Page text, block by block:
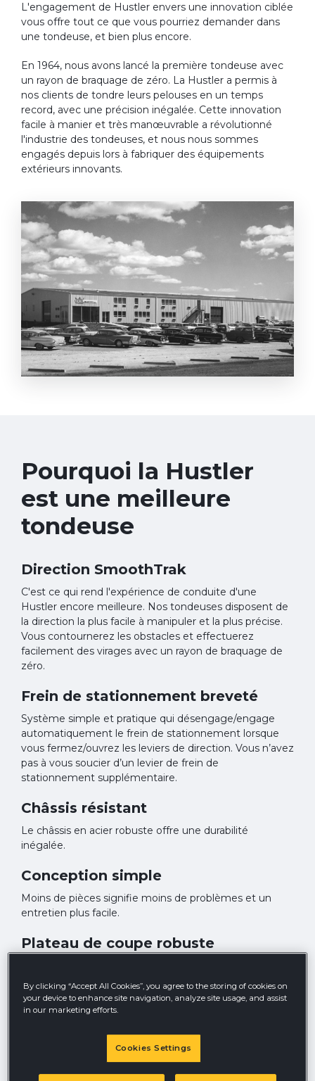
L'engagement de Hustler envers une innovation ciblée
vous offre tout ce que vous pourriez demander dans
une tondeuse, et bien plus encore.
En 1964, nous avons lancé la première tondeuse avec
un rayon de braquage de zéro. La Hustler a permis à
nos clients de tondre leurs pelouses en un temps
record, avec une précision inégalée. Cette innovation
facile à manier et très manœuvrable a révolutionné
l'industrie des tondeuses, et nous nous sommes
engagés depuis lors à fabriquer des équipements
extérieurs innovants.
Pourquoi la Hustler
est une meilleure
tondeuse
Direction SmoothTrak
C'est ce qui rend l'expérience de conduite d'une
Hustler encore meilleure. Nos tondeuses disposent de
la direction la plus facile à manipuler et la plus précise.
Vous contournerez les obstacles et effectuerez
facilement des virages avec un rayon de braquage de
zéro.
Frein de stationnement breveté
Système simple et pratique qui désengage/engage
automatiquement le frein de stationnement lorsque
vous fermez/ouvrez les leviers de direction. Vous n’avez
pas à vous soucier d’un levier de frein de
stationnement supplémentaire.
Châssis résistant
Le châssis en acier robuste offre une durabilité
inégalée.
Conception simple
Moins de pièces signifie moins de problèmes et un
entretien plus facile.
Plateau de coupe robuste
une coupe propre et complète à chaque fois, avec une
répartition uniforme des tontes de gazon.
Système simple et pratique qui désengage/engage
automatiquement le frein de stationnement lorsque
vous fermez/ouvrez les leviers de direction. Vous n’avez
By clicking “Accept All Cookies”, you agree to the storing of cookies on
your device to enhance site navigation, analyze site usage, and assist
in our marketing efforts.
Cookies Settings